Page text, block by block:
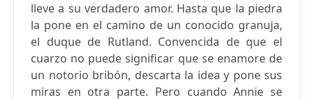
lleve a su verdadero amor. Hasta que la piedra
la pone en el camino de un conocido granuja,
el duque de Rutland. Convencida de que el
cuarzo no puede significar que se enamore de
un notorio bribón, descarta la idea y pone sus
miras en otra parte. Pero cuando Annie se